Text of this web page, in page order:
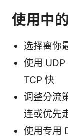
使用中
选择离你
使用
TCP 快
调整分流
连或优先
使用专用